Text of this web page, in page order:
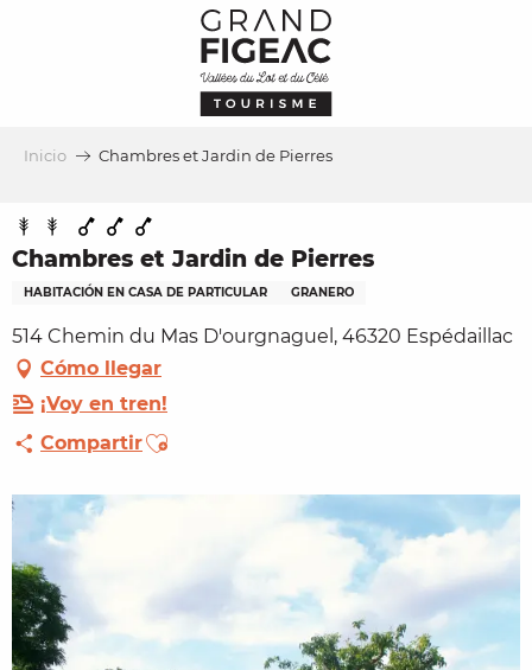
Inicio Chambres et Jardin de Pierres
Chambres et Jardin de Pierres
HABITACIÓN EN CASA DE PARTICULAR GRANERO
514 Chemin du Mas D'ourgnaguel, 46320 Espédaillac
Cómo llegar
¡Voy en tren!
CompartirAjouter aux favoris